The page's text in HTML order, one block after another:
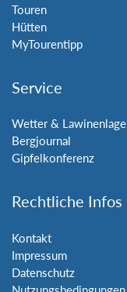
Touren
Hütten
MyTourentipp
Service
Wetter & Lawinenlage
Bergjournal
Gipfelkonferenz
Rechtliche Infos
Kontakt
Impressum
Datenschutz